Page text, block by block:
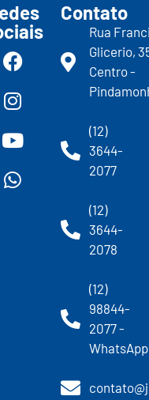
Contato
Rua
Glicerio,
Centro -
(12)
3644-
2077
(12)
3644-
2078
(12)
98844-
2077 -
WhatsApp